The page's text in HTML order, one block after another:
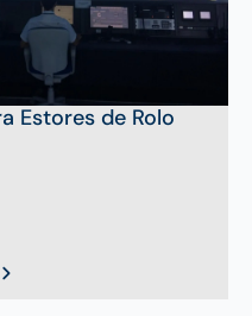
Estores de Rolo